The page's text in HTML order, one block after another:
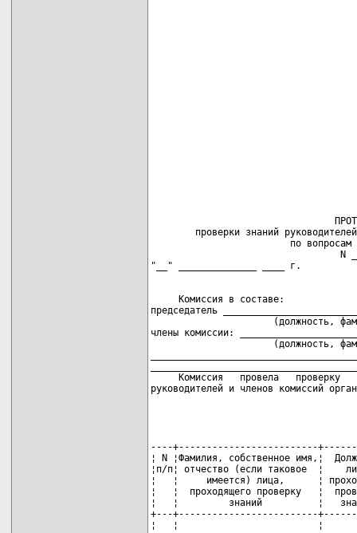
проверки знаний
по вопросам
N
     Комиссия в составе:
председатель
(должность,
члены комиссии:
(должность,
Комиссия   провела   проверку
руководителей и членов комиссий
----+-------------------------
¦ N ¦Фамилия, собственное имя,¦
¦п/п¦ отчество (если таковое  ¦
¦   ¦     имеется) лица,      ¦
¦   ¦  проходящего проверку   ¦
¦   ¦         знаний          ¦
+---+-------------------------
¦   ¦                         ¦